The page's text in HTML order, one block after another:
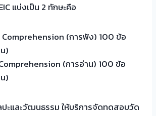
แบ่งเป็น 2 ทักษะคือ
(การฟัง) 100 ข้อ
)
(การอ่าน) 100 ข้อ
)
ะและวัฒนธรรม ให้บริการจัดทดสอบวัด